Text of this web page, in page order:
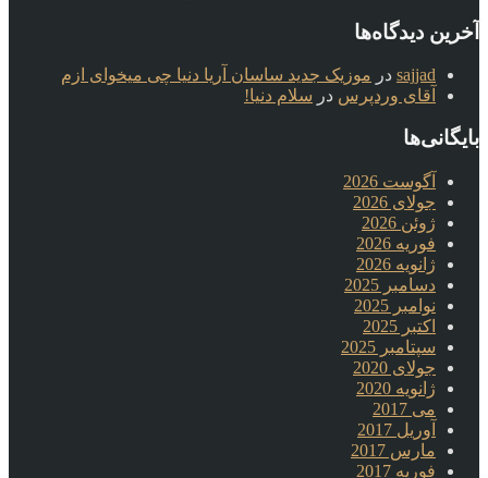
آخرین دیدگاه‌ها
sajjad در موزیک جدید ساسان آریا دنیا چی میخوای ازم
آقای وردپرس در سلام دنیا!
بایگانی‌ها
آگوست 2026
جولای 2026
ژوئن 2026
فوریه 2026
ژانویه 2026
دسامبر 2025
نوامبر 2025
اکتبر 2025
سپتامبر 2025
جولای 2020
ژانویه 2020
می 2017
آوریل 2017
مارس 2017
فوریه 2017